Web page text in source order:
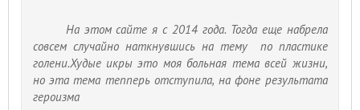
На этом сайте я с 2014 года. Тогда еще набрела
совсем случайно наткнувшись на тему по пластике
голени.Худые икры это моя больная тема всей жизни,
но эта тема тепперь отступила, на фоне результата
героизма